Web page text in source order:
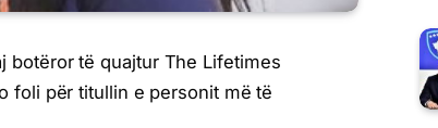
botëror të quajtur The Lifetimes
foli për titullin e personit më të